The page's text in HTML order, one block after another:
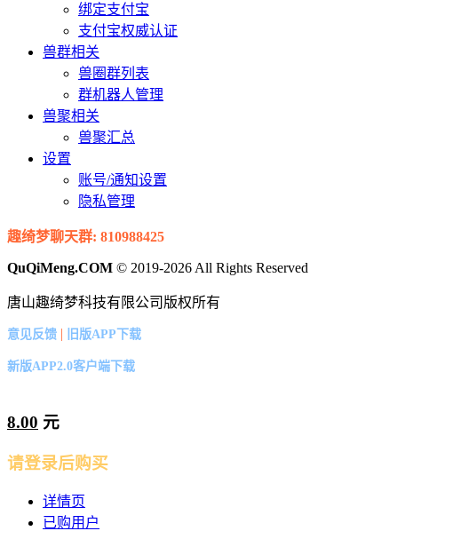
绑定支付宝
支付宝权威认证
兽群相关
兽圈群列表
群机器人管理
兽聚相关
兽聚汇总
设置
账号/通知设置
隐私管理
趣绮梦聊天群: 810988425
QuQiMeng.COM © 2019-2026 All Rights Reserved
唐山趣绮梦科技有限公司版权所有
意见反馈 | 旧版APP下载
新版APP2.0客户端下载
8.00 元
请登录后购买
详情页
已购用户